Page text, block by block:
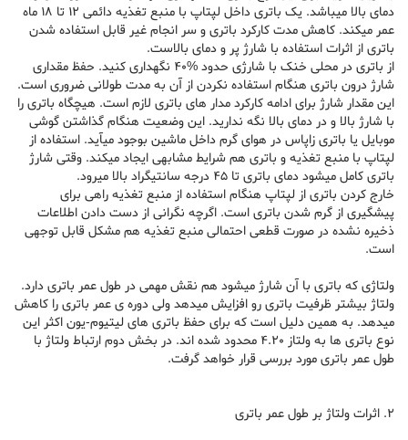
دمای بالا میباشد. یک باتری داخل لپتاپ با منبع تغذیه دائمی 12 تا 18 ماه
عمر میکند. کاهش مدت کارکرد باتری و سر انجام غیر قابل استفاده شدن
باتری از اثرات استفاده با شارژ پر و دمای بالاست.
از باتری در محلی خنک با شارژی حدود %40 نگهداری کنید. حفظ مقداری
شارژ درون باتری هنگام استفاده نکردن از آن به مدت طولانی ضروری است.
این مقدار شارژ برای ادامه کارکرد مدار های باتری لازم است. هیچگاه باتری را
با شارژ بالا و در دمای بالا نگه ندارید. این وضعیت هنگام گذاشتن گوشی
موبایل یا باتری زاپاس در هوای گرم داخل ماشین بوجود میآید. استفاده از
لپتاپ با منبع تغذیه و باتری هم شرایط مشابهی ایجاد میکند. وقتی شارژ
باتری کامل میشود دمای باتری تا 45 درجه سانتیگراد بالا میرود.
خارج کردن باتری از لپتاپ هنگام استفاده از منبع تغذیه راهی برای
پیشگیری از گرم شدن باتری است. اگرچه نگرانی از دست دادن اطلاعات
ذخیره نشده در صورت قطعی احتمالی منبع تغذیه هم مشکل قابل توجهی
است.
ولتاژی که باتری با آن شارژ میشود هم نقش مهمی در طول عمر باتری دارد.
ولتاژ بیشتر ظرفیت باتری رو افزایش میدهد ولی دوره ی عمر باتری را کاهش
میدهد. به همین دلیل است که برای حفظ باتری های لیتیوم-یون اکثر این
نوع باتری ها به ولتاز 4.20 محدود شده اند. در بخش دوم ارتباط ولتاژ با
طول عمر باتری مورد بررسی قرار خواهد گرفت.
2. اثرات ولتاژ بر طول عمر باتری